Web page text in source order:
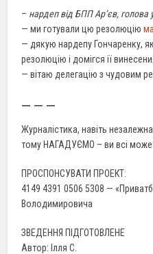
– нардеп від БПП Ар’єв, голова
— ми готували цю резолюцію
— дякую нардепу Гончаренку,
резолюцію і домігся ії
— вітаю делегацію з чудовим
— — —
Журналістика, навіть
тому НАГАДУЄМО – ви всі
ПРОСПОНСУВАТИ ПРОЕКТ:
4149 4391 0506 5308 —
Володимировича
ЗВЕДЕННЯ ПІДГОТОВЛЕНЕ
Автор: Ілля С.